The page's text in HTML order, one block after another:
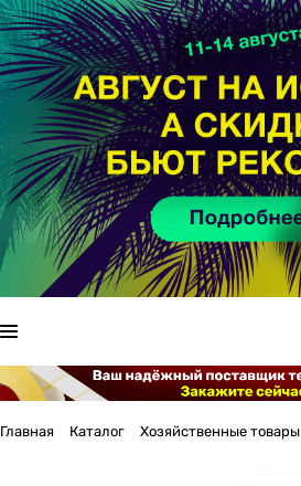
Главная Каталог Хозяйственные товары